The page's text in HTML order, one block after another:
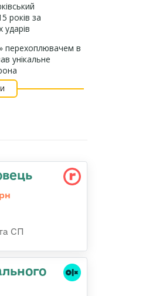
років за
ударів
перехоплювачем в
унікальне
СП